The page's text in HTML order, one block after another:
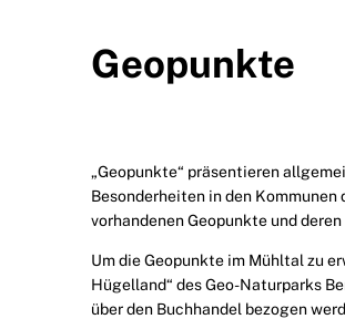
Geopunkte
Geopunkte
„Geopunkte“ präsentieren
Besonderheiten in den
vorhandenen Geopunkte und
Um die Geopunkte im Mühltal zu
Hügelland“ des Geo-Naturparks
über den Buchhandel bezogen